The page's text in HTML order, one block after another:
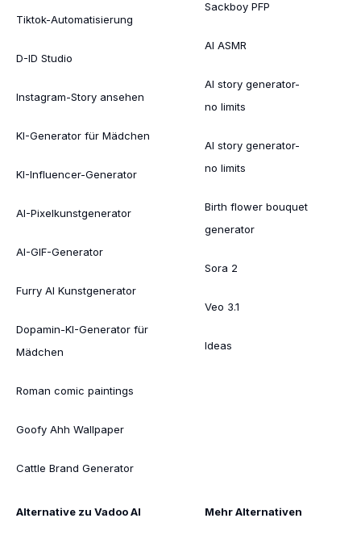
Tiktok-Automatisierung
D-ID Studio
Instagram-Story ansehen
KI-Generator für Mädchen
KI-Influencer-Generator
AI-Pixelkunstgenerator
AI-GIF-Generator
Furry AI Kunstgenerator
Dopamin-KI-Generator für
Mädchen
Roman comic paintings
Goofy Ahh Wallpaper
Cattle Brand Generator
Sackboy PFP
AI ASMR
AI story generator-
no limits
AI story generator-
no limits
Birth flower bouquet
generator
Sora 2
Veo 3.1
Ideas
Alternative zu Vadoo AI Mehr Alternativen